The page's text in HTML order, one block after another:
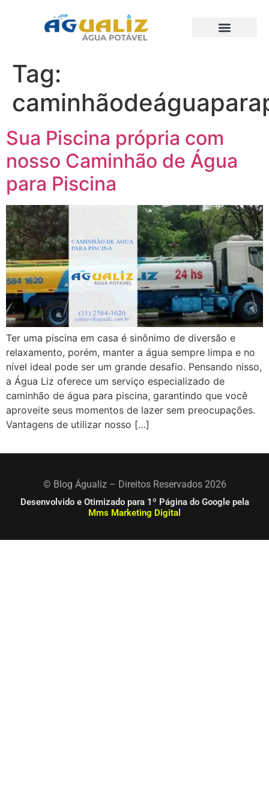
Tag:
Sua Piscina própria com
nosso Caminhão de Água
para Piscina
Ter uma piscina em casa é sinônimo de diversão e
relaxamento, porém, manter a água sempre limpa e no
nível ideal pode ser um grande desafio. Pensando nisso,
a Água Liz oferece um serviço especializado de
caminhão de água para piscina, garantindo que você
aproveite seus momentos de lazer sem preocupações.
Vantagens de utilizar nosso […]
© Blog Águaliz – Direitos Reservados 2026
Desenvolvido e Otimizado para 1º Página do Google pela
Mms Marketing Digital